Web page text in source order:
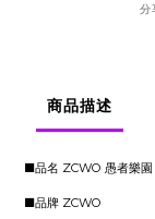
分
商品描述
■品名 ZCWO 愚者樂
■品牌 ZCWO